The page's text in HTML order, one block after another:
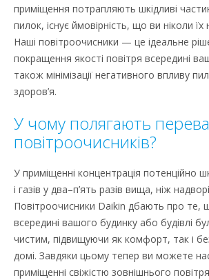
приміщення потрапляють шкідливі
пилок, існує ймовірність, що ви ніколи
Наші повітроочисники — це ідеальне
покращення якості повітря всередині
також мінімізації негативного впливу
здоров’я.
У чому полягають
повітроочисників?
У приміщенні концентрація потенційно
і газів у два–п’ять разів вища, ніж
Повітроочисники Daikin дбають про те,
всередині вашого будинку або будівлі
чистим, підвищуючи як комфорт, так і
домі. Завдяки цьому тепер ви можете
приміщенні свіжістю зовнішнього